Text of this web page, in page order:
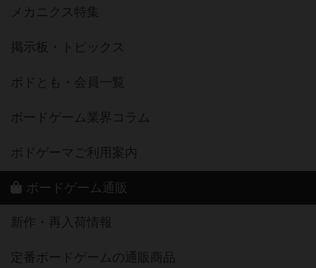
メカニクス特集
掲示板・トピックス
ボドとも・会員一覧
ボードゲーム業界コラム
ボドゲーマご利用案内
ボードゲーム通販
新作・再入荷情報
定番ボードゲームの通販商品